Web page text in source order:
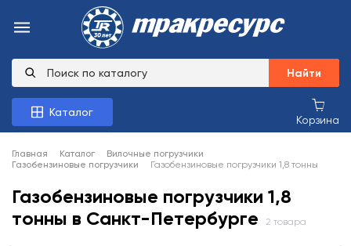
Найти
Каталог
Корзина
Главная Каталог
Вилочные погрузчики
Газобензиновые погрузчики
Газобензиновые погрузчики 1,8 тонны
Газобензиновые погрузчики 1,8
тонны в Санкт-Петербурге
2 товара